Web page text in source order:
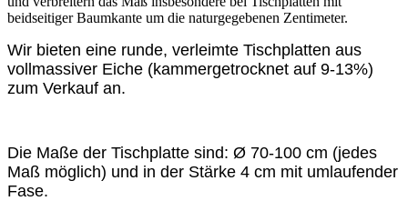
beidseitiger Baumkante um die naturgegebenen Zentimeter.
Wir bieten eine runde, verleimte Tischplatten aus
vollmassiver Eiche (kammergetrocknet auf 9-13%)
zum Verkauf an.
Die Maße der Tischplatte sind: Ø 70-100 cm (jedes
Maß möglich) und in der Stärke 4 cm mit umlaufender
Fase.